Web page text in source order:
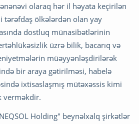
olaraq hər il həyata keçirilən
tərəfdaş ölkələrdən olan yay
dostluq münasibətlərinin
üzrə bilik, bacarıq və
müəyyənləşdirilərək
bir araya gətirilməsi, habelə
ixtisaslaşmış mütəxəssis kimi
verməkdir.
Holding" beynəlxalq şirkətlər